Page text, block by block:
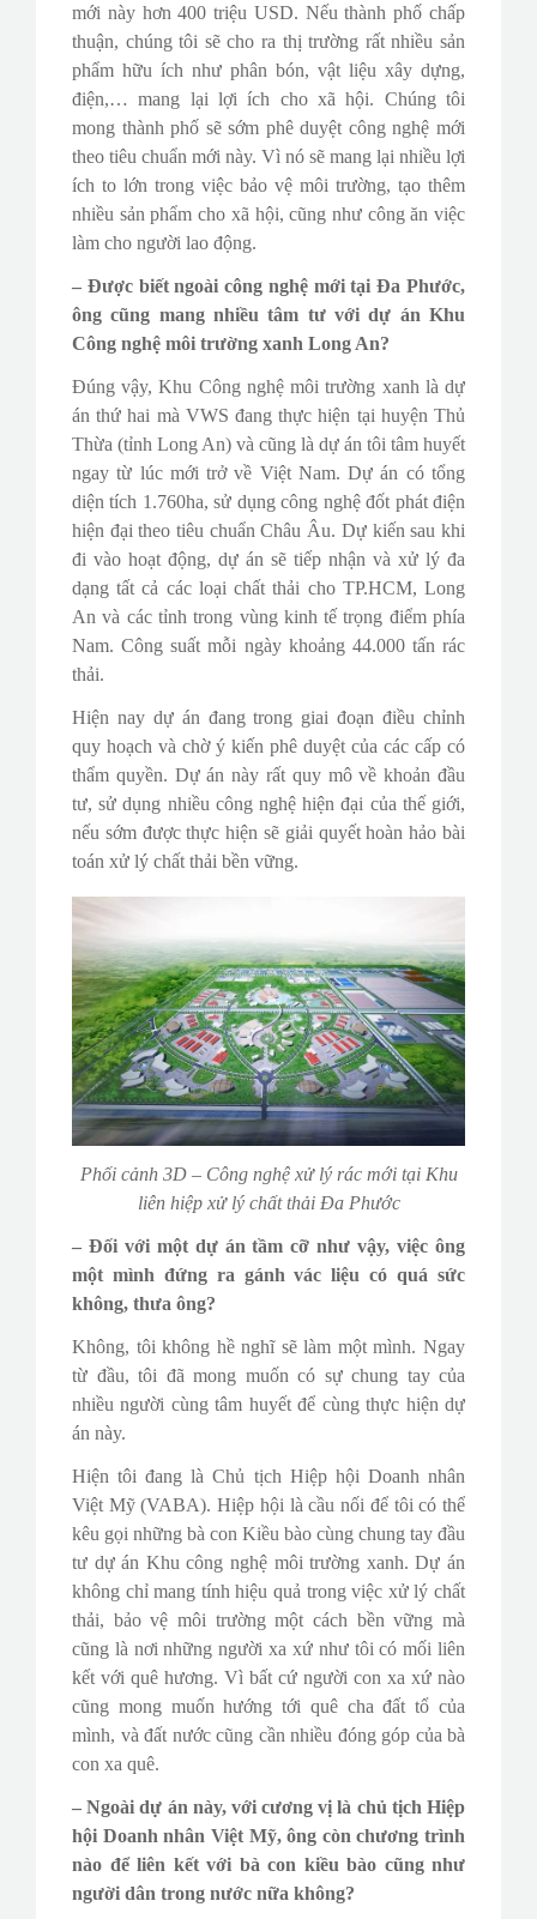
mới này hơn 400 triệu USD. Nếu thành phố chấp
thuận, chúng tôi sẽ cho ra thị trường rất nhiều sản
phẩm hữu ích như phân bón, vật liệu xây dựng,
điện,… mang lại lợi ích cho xã hội. Chúng tôi
mong thành phố sẽ sớm phê duyệt công nghệ mới
theo tiêu chuẩn mới này. Vì nó sẽ mang lại nhiều lợi
ích to lớn trong việc bảo vệ môi trường, tạo thêm
nhiều sản phẩm cho xã hội, cũng như công ăn việc
làm cho người lao động.
– Được biết ngoài công nghệ mới tại Đa Phước,
ông cũng mang nhiều tâm tư với dự án Khu
Công nghệ môi trường xanh Long An?
Đúng vậy, Khu Công nghệ môi trường xanh là dự
án thứ hai mà VWS đang thực hiện tại huyện Thủ
Thừa (tỉnh Long An) và cũng là dự án tôi tâm huyết
ngay từ lúc mới trở về Việt Nam. Dự án có tổng
diện tích 1.760ha, sử dụng công nghệ đốt phát điện
hiện đại theo tiêu chuẩn Châu Âu. Dự kiến sau khi
đi vào hoạt động, dự án sẽ tiếp nhận và xử lý đa
dạng tất cả các loại chất thải cho TP.HCM, Long
An và các tỉnh trong vùng kinh tế trọng điểm phía
Nam. Công suất mỗi ngày khoảng 44.000 tấn rác
thải.
Hiện nay dự án đang trong giai đoạn điều chỉnh
quy hoạch và chờ ý kiến phê duyệt của các cấp có
thẩm quyền. Dự án này rất quy mô về khoản đầu
tư, sử dụng nhiều công nghệ hiện đại của thế giới,
nếu sớm được thực hiện sẽ giải quyết hoàn hảo bài
toán xử lý chất thải bền vững.
Phối cảnh 3D – Công nghệ xử lý rác mới tại Khu
liên hiệp xử lý chất thải Đa Phước
– Đối với một dự án tầm cỡ như vậy, việc ông
một mình đứng ra gánh vác liệu có quá sức
không, thưa ông?
Không, tôi không hề nghĩ sẽ làm một mình. Ngay
từ đầu, tôi đã mong muốn có sự chung tay của
nhiều người cùng tâm huyết để cùng thực hiện dự
án này.
Hiện tôi đang là Chủ tịch Hiệp hội Doanh nhân
Việt Mỹ (VABA). Hiệp hội là cầu nối để tôi có thể
kêu gọi những bà con Kiều bào cùng chung tay đầu
tư dự án Khu công nghệ môi trường xanh. Dự án
không chỉ mang tính hiệu quả trong việc xử lý chất
thải, bảo vệ môi trường một cách bền vững mà
cũng là nơi những người xa xứ như tôi có mối liên
kết với quê hương. Vì bất cứ người con xa xứ nào
cũng mong muốn hướng tới quê cha đất tổ của
mình, và đất nước cũng cần nhiều đóng góp của bà
con xa quê.
– Ngoài dự án này, với cương vị là chủ tịch Hiệp
hội Doanh nhân Việt Mỹ, ông còn chương trình
nào để liên kết với bà con kiều bào cũng như
người dân trong nước nữa không?